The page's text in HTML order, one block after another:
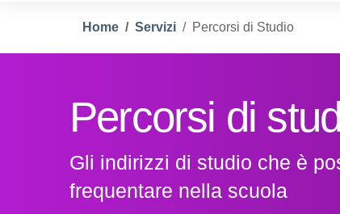
Home Servizi Percorsi di Studio
Percorsi di
Gli indirizzi di studio che è
frequentare nella scuola